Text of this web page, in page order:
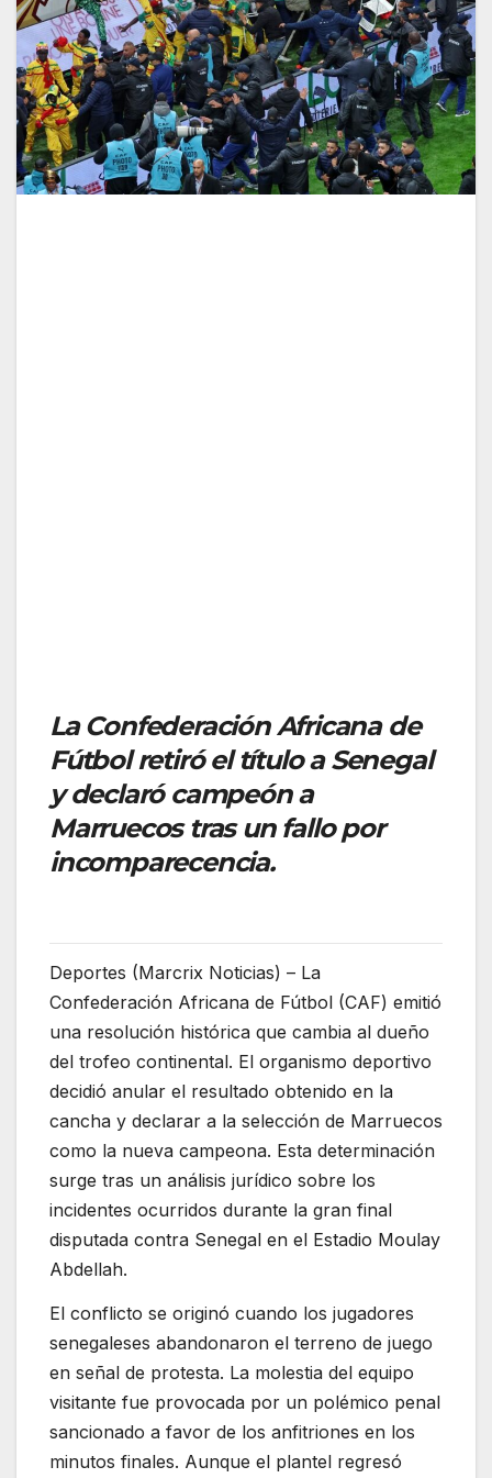
La Confederación Africana de
Fútbol retiró el título a Senegal
y declaró campeón a
Marruecos tras un fallo por
incomparecencia.
Deportes (Marcrix Noticias) – La
Confederación Africana de Fútbol (CAF) emitió
una resolución histórica que cambia al dueño
del trofeo continental. El organismo deportivo
decidió anular el resultado obtenido en la
cancha y declarar a la selección de Marruecos
como la nueva campeona. Esta determinación
surge tras un análisis jurídico sobre los
incidentes ocurridos durante la gran final
disputada contra Senegal en el Estadio Moulay
Abdellah.
El conflicto se originó cuando los jugadores
senegaleses abandonaron el terreno de juego
en señal de protesta. La molestia del equipo
visitante fue provocada por un polémico penal
sancionado a favor de los anfitriones en los
minutos finales. Aunque el plantel regresó